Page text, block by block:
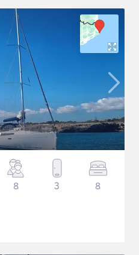
8 3 8